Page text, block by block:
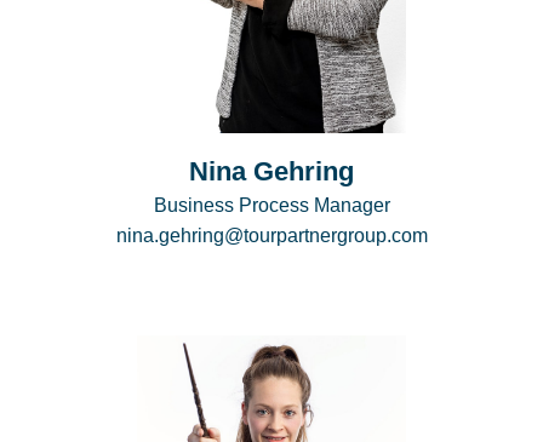
Nina Gehring
Business Process Manager
nina.gehring@tourpartnergroup.com